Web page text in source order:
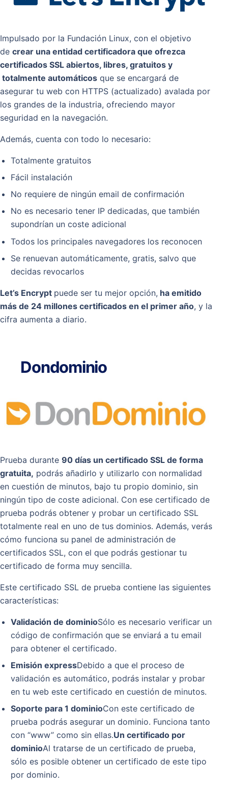
Impulsado por la Fundación Linux, con el objetivo
de crear una entidad certificadora que ofrezca
certificados SSL abiertos, libres, gratuitos y
totalmente automáticos que se encargará de
asegurar tu web con HTTPS (actualizado) avalada por
los grandes de la industria, ofreciendo mayor
seguridad en la navegación.
Además, cuenta con todo lo necesario:
Totalmente gratuitos
Fácil instalación
No requiere de ningún email de confirmación
No es necesario tener IP dedicadas, que también
supondrían un coste adicional
Todos los principales navegadores los reconocen
Se renuevan automáticamente, gratis, salvo que
decidas revocarlos
Let’s Encrypt puede ser tu mejor opción, ha emitido
más de 24 millones certificados en el primer año, y la
cifra aumenta a diario.
Dondominio
Prueba durante 90 días un certificado SSL de forma
gratuita, podrás añadirlo y utilizarlo con normalidad
en cuestión de minutos, bajo tu propio dominio, sin
ningún tipo de coste adicional. Con ese certificado de
prueba podrás obtener y probar un certificado SSL
totalmente real en uno de tus dominios. Además, verás
cómo funciona su panel de administración de
certificados SSL, con el que podrás gestionar tu
certificado de forma muy sencilla.
Este certificado SSL de prueba contiene las siguientes
características:
Validación de dominioSólo es necesario verificar un
código de confirmación que se enviará a tu email
para obtener el certificado.
Emisión expressDebido a que el proceso de
validación es automático, podrás instalar y probar
en tu web este certificado en cuestión de minutos.
Soporte para 1 dominioCon este certificado de
prueba podrás asegurar un dominio. Funciona tanto
con “www” como sin ellas.Un certificado por
dominioAl tratarse de un certificado de prueba,
sólo es posible obtener un certificado de este tipo
por dominio.